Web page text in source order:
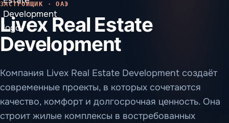
ЗАСТРОЙЩИК · ОАЭ
Livex Real Estate
Development
Компания Livex Real Estate Development создаёт
современные проекты, в которых сочетаются
качество, комфорт и долгосрочная ценность. Она
строит жилые комплексы в востребованных